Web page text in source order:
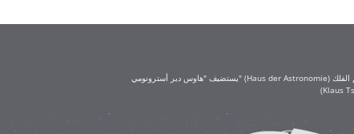
يستضيف "هاوس دير أسترونومي" (Haus der Astronomie) مكتب تعليم الفلك (OAE) في حرم معهد ماكس بلانك لعلم الفلك في هايدلبرغ. يُعد مكتب تعليم الفلك جزءًا من الاتحاد الفلكي الدولي (IAU)، ويحظى بتمويل كبير من مؤسسة كلاوس تشيرا